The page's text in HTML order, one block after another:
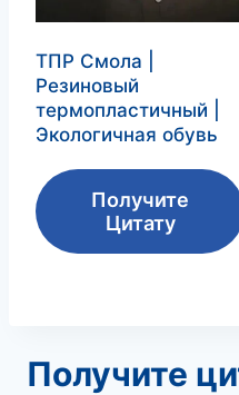
ТПР Смола |
Резиновый
термопластичный |
Экологичная обувь
Получите
Цитату
Получите